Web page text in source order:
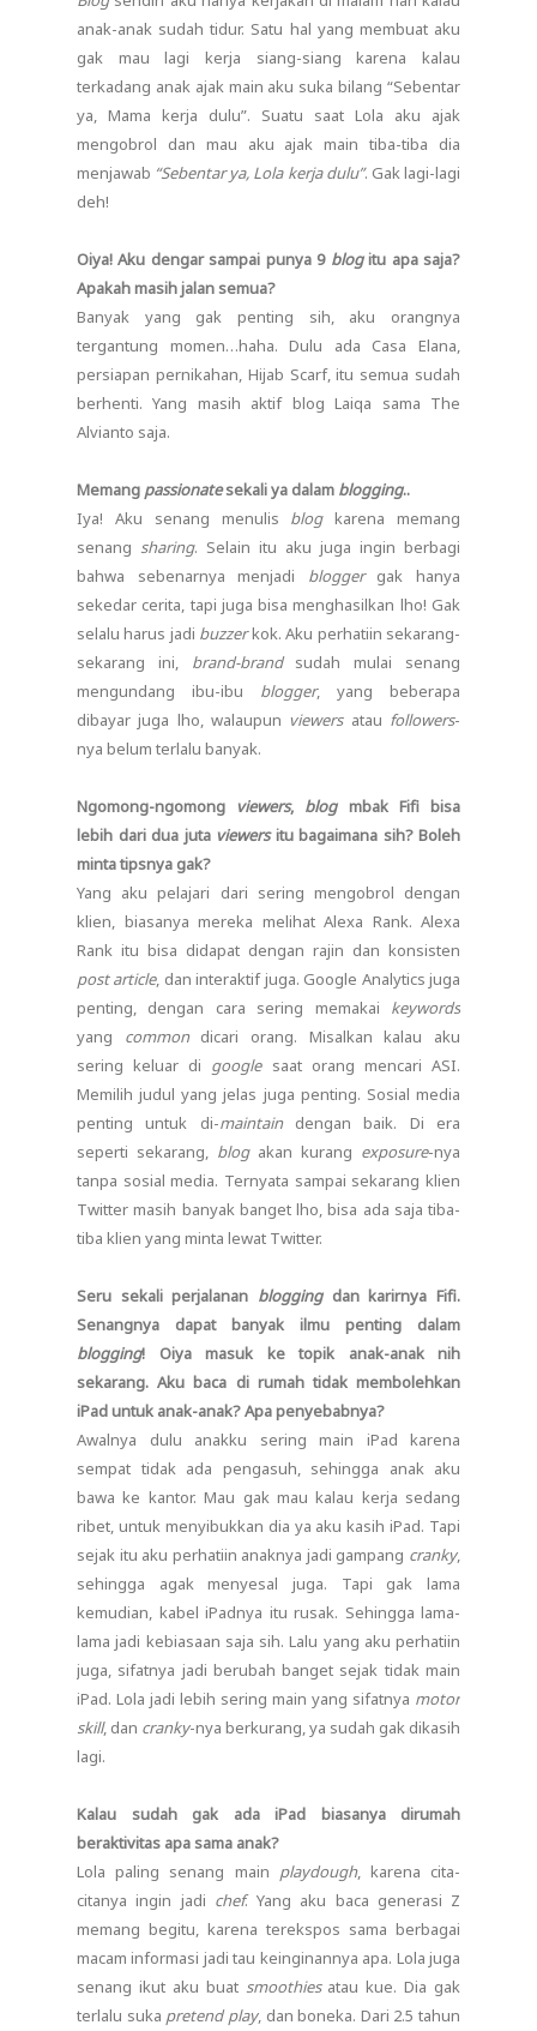
anak-anak sudah tidur. Satu hal yang membuat aku
gak mau lagi kerja siang-siang karena kalau
terkadang anak ajak main aku suka bilang “Sebentar
ya, Mama kerja dulu”. Suatu saat Lola aku ajak
mengobrol dan mau aku ajak main tiba-tiba dia
menjawab “Sebentar ya, Lola kerja dulu”. Gak lagi-lagi
deh!
Oiya! Aku dengar sampai punya 9 blogitu apa saja?
Apakah masih jalan semua?
Banyak yang gak penting sih, aku orangnya
tergantung momen…haha. Dulu ada Casa Elana,
persiapan pernikahan, Hijab Scarf, itu semua sudah
berhenti. Yang masih aktif blog Laiqa sama The
Alvianto saja.
Memang passionatesekali ya dalam blogging..
Iya! Aku senang menulis blogkarena memang
senang sharing. Selain itu aku juga ingin berbagi
bahwa sebenarnya menjadi bloggergak hanya
sekedar cerita, tapi juga bisa menghasilkan lho! Gak
selalu harus jadi buzzerkok. Aku perhatiin sekarang-
sekarang ini, brand-brandsudah mulai senang
mengundang ibu-ibu blogger, yang beberapa
dibayar juga lho, walaupun viewersatau followers-
nya belum terlalu banyak.
Ngomong-ngomong viewers, blogmbak Fifi bisa
lebih dari dua juta viewersitu bagaimana sih? Boleh
minta tipsnya gak?
Yang aku pelajari dari sering mengobrol dengan
klien, biasanya mereka melihat Alexa Rank. Alexa
Rank itu bisa didapat dengan rajin dan konsisten
post article, dan interaktif juga. Google Analytics juga
penting, dengan cara sering memakai keywords
yang commondicari orang. Misalkan kalau aku
sering keluar di googlesaat orang mencari ASI.
Memilih judul yang jelas juga penting. Sosial media
penting untuk di-maintaindengan baik. Di era
seperti sekarang, blogakan kurang exposure-nya
tanpa sosial media. Ternyata sampai sekarang klien
Twitter masih banyak banget lho, bisa ada saja tiba-
tiba klien yang minta lewat Twitter.
Seru sekali perjalanan bloggingdan karirnya Fifi.
Senangnya dapat banyak ilmu penting dalam
blogging! Oiya masuk ke topik anak-anak nih
sekarang. Aku baca di rumah tidak membolehkan
iPad untuk anak-anak? Apa penyebabnya?
Awalnya dulu anakku sering main iPad karena
sempat tidak ada pengasuh, sehingga anak aku
bawa ke kantor. Mau gak mau kalau kerja sedang
ribet, untuk menyibukkan dia ya aku kasih iPad. Tapi
sejak itu aku perhatiin anaknya jadi gampang cranky,
sehingga agak menyesal juga. Tapi gak lama
kemudian, kabel iPadnya itu rusak. Sehingga lama-
lama jadi kebiasaan saja sih. Lalu yang aku perhatiin
juga, sifatnya jadi berubah banget sejak tidak main
iPad. Lola jadi lebih sering main yang sifatnya motor
skill, dan cranky-nya berkurang, ya sudah gak dikasih
lagi.
Kalau sudah gak ada iPad biasanya dirumah
beraktivitas apa sama anak?
Lola paling senang main playdough, karena cita-
citanya ingin jadi chef. Yang aku baca generasi Z
memang begitu, karena terekspos sama berbagai
macam informasi jadi tau keinginannya apa. Lola juga
senang ikut aku buat smoothiesatau kue. Dia gak
terlalu suka pretend play, dan boneka. Dari 2.5 tahun